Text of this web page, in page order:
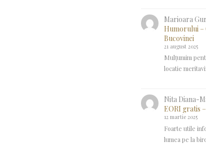
Marioara
Humorului –
Bucovinei
21 august 2025
Mulțumim
locatie
Nita Diana-
EORI gratis
12 martie 2025
Foarte utile
lumea pe la